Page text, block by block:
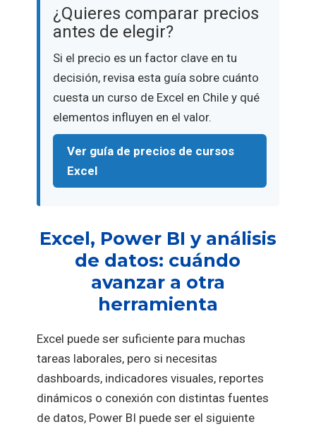
¿Quieres comparar precios
antes de elegir?
Si el precio es un factor clave en tu
decisión, revisa esta guía sobre cuánto
cuesta un curso de Excel en Chile y qué
elementos influyen en el valor.
Ver guía de precios de cursos
Excel
Excel, Power BI y análisis
de datos: cuándo
avanzar a otra
herramienta
Excel puede ser suficiente para muchas
tareas laborales, pero si necesitas
dashboards, indicadores visuales, reportes
dinámicos o conexión con distintas fuentes
de datos, Power BI puede ser el siguiente